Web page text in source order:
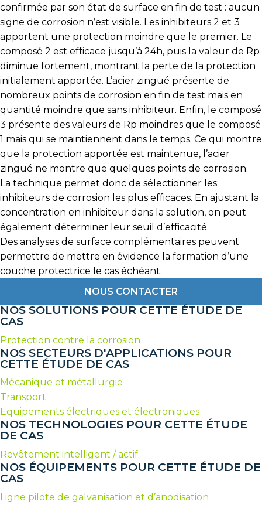
confirmée par son état de surface en fin de test : aucun
signe de corrosion n’est visible. Les inhibiteurs 2 et 3
apportent une protection moindre que le premier. Le
composé 2 est efficace jusqu’à 24h, puis la valeur de Rp
diminue fortement, montrant la perte de la protection
initialement apportée. L’acier zingué présente de
nombreux points de corrosion en fin de test mais en
quantité moindre que sans inhibiteur. Enfin, le composé
3 présente des valeurs de Rp moindres que le composé
1 mais qui se maintiennent dans le temps. Ce qui montre
que la protection apportée est maintenue, l’acier
zingué ne montre que quelques points de corrosion.
La technique permet donc de sélectionner les
inhibiteurs de corrosion les plus efficaces. En ajustant la
concentration en inhibiteur dans la solution, on peut
également déterminer leur seuil d’efficacité.
Des analyses de surface complémentaires peuvent
permettre de mettre en évidence la formation d’une
couche protectrice le cas échéant.
NOUS CONTACTER
NOS SOLUTIONS POUR CETTE ÉTUDE DE
CAS
Protection contre la corrosion
NOS SECTEURS D'APPLICATIONS POUR
CETTE ÉTUDE DE CAS
Mécanique et métallurgie
Transport
Equipements électriques et électroniques
NOS TECHNOLOGIES POUR CETTE ÉTUDE
DE CAS
Revêtement intelligent / actif
NOS ÉQUIPEMENTS POUR CETTE ÉTUDE DE
CAS
Ligne pilote de galvanisation et d’anodisation